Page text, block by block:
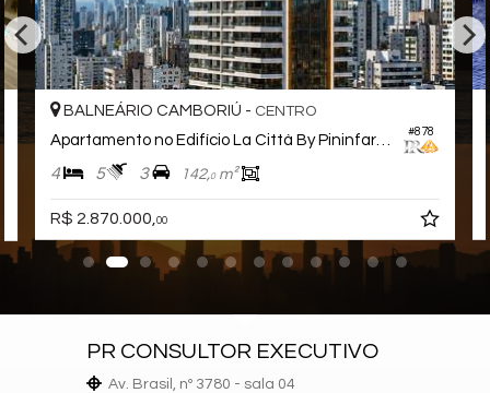
Hall Decorado e Mobiliado
#878
BALNEÁRIO CAMBORIÚ - CENTRO
4 5 3 142,0m²
R$ 2.870.000,00
PR CONSULTOR EXECUTIVO
Av. Brasil, nº 3780 - sala 04